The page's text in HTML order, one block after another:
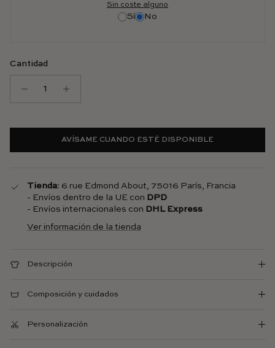
Sin coste alguno
Sí No
Cantidad
AVÍSAME CUANDO ESTÉ DISPONIBLE
Tienda: 6 rue Edmond About, 75016 París, Francia
- Envíos dentro de la UE con DPD
- Envíos internacionales con DHL Express
Ver información de la tienda
Descripción
Composición y cuidados
Personalización